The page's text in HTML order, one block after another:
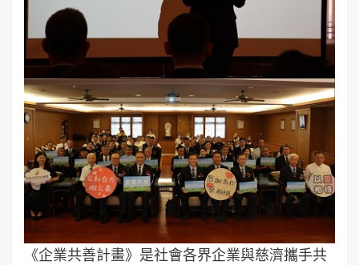
《企業共善計畫》是社會各界企業與慈濟攜手共